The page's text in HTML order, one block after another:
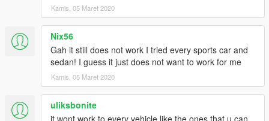
прохладыми, то окна и крыша (для кабриолетов) закроются.
И наоборот.
Как работает Круиз-контроль:
1) Активируйте "Круиз-контроль" в меню EDashboard
2) Разгонитесь до необходимой скорости и отпустите "Газ",
авто EDashboard запомнит скорость и авто будет
придерживаться её.
Если вы остановитесь, то авто разгоняться не будет. Нужно
Kamis, 05 Maret 2020
Nix56
Gah it still does not work I tried every sports car and
sedan! I guess it just does not want to work for me
Kamis, 05 Maret 2020
uliksbonite
it wont work to every vehicle like the ones that u can